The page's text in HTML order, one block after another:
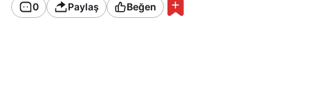
0 Paylaş Beğen